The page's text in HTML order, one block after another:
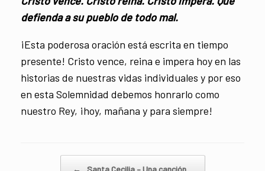
defienda a su pueblo de todo mal.
¡Esta poderosa oración está escrita en tiempo
presente! Cristo vence, reina e impera hoy en las
historias de nuestras vidas individuales y por eso
en esta Solemnidad debemos honrarlo como
nuestro Rey, ¡hoy, mañana y para siempre!
← Santa Cecilia – Una canción…